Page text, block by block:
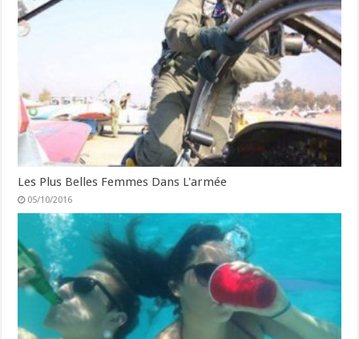
Les Plus Belles Femmes Dans L'armée
05/10/2016